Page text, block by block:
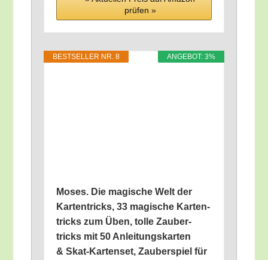
prü­fen »
ANGE­BOT: 3%
BEST­SEL­LER NR. 8
Moses. Die magi­sche Welt der
Kar­ten­tricks, 33 magi­sche Kar­ten­
tricks zum Üben, tol­le Zau­ber­
tricks mit 50 Anlei­tungs­kar­ten
& Skat-Kar­ten­set, Zau­ber­spiel für